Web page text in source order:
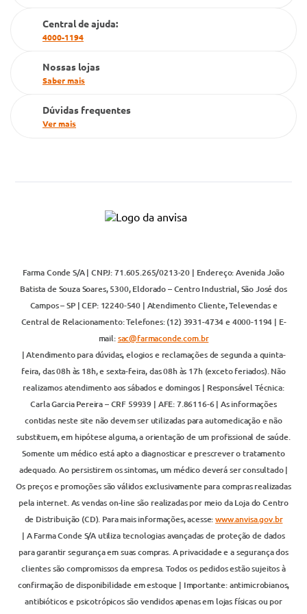
Cartão Grupo Conde
Televendas
Central de ajuda:
4000-1194
Nossas lojas
Saber mais
Dúvidas frequentes
Ver mais
Farma Conde S/A | CNPJ: 71.605.265/0213-20 | Endereço: Avenida João
Batista de Souza Soares, 5300, Eldorado – Centro Industrial, São José dos
Campos – SP | CEP: 12240-540 | Atendimento Cliente, Televendas e
Central de Relacionamento: Telefones: (12) 3931-4734 e 4000-1194 | E-
mail:sac@farmaconde.com.br
| Atendimento para dúvidas, elogios e reclamações de segunda a quinta-
feira, das 08h às 18h, e sexta-feira, das 08h às 17h (exceto feriados). Não
realizamos atendimento aos sábados e domingos | Responsável Técnica:
Carla Garcia Pereira – CRF 59939 | AFE: 7.86116-6 | As informações
contidas neste site não devem ser utilizadas para automedicação e não
substituem, em hipótese alguma, a orientação de um profissional de saúde.
Somente um médico está apto a diagnosticar e prescrever o tratamento
adequado. Ao persistirem os sintomas, um médico deverá ser consultado |
Os preços e promoções são válidos exclusivamente para compras realizadas
pela internet. As vendas on-line são realizadas por meio da Loja do Centro
de Distribuição (CD). Para mais informações, acesse:www.anvisa.gov.br
| A Farma Conde S/A utiliza tecnologias avançadas de proteção de dados
para garantir segurança em suas compras. A privacidade e a segurança dos
clientes são compromissos da empresa. Todos os pedidos estão sujeitos à
confirmação de disponibilidade em estoque | Importante: antimicrobianos,
antibióticos e psicotrópicos são vendidos apenas em lojas físicas ou por